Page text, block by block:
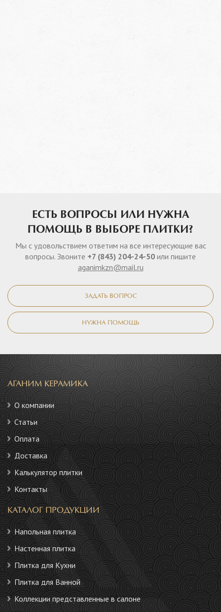
ЕСТЬ ВОПРОСЫ ИЛИ НУЖНА
ПОМОЩЬ В ВЫБОРЕ ПЛИТКИ?
Мы с удовольствием ответим на все интересующие вас
вопросы. Звоните +7 (843) 204-24-50 или пишите
aganimkzn@mail.ru
ЗАДАТЬ ВОПРОС
НУЖНА ПОМОЩЬ
АГАНИМ КЕРАМИКА
О компании
Статьи
Оплата
Доставка
Калькулятор плитки
Контакты
КАТАЛОГ ПРОДУКЦИИ
Напольная плитка
Настенная плитка
Плитка для Кухни
Плитка для Ванной
Коллекции представленные в салоне